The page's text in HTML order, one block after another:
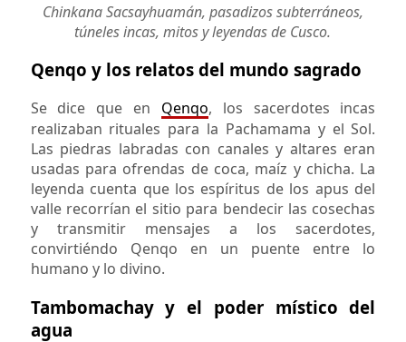
Chinkana Sacsayhuamán, pasadizos subterráneos,
túneles incas, mitos y leyendas de Cusco.
Qenqo y los relatos del mundo sagrado
Se dice que en Qenqo, los sacerdotes incas
realizaban rituales para la Pachamama y el Sol.
Las piedras labradas con canales y altares eran
usadas para ofrendas de coca, maíz y chicha. La
leyenda cuenta que los espíritus de los apus del
valle recorrían el sitio para bendecir las cosechas
y transmitir mensajes a los sacerdotes,
convirtiéndo Qenqo en un puente entre lo
humano y lo divino.
Tambomachay y el poder místico del
agua